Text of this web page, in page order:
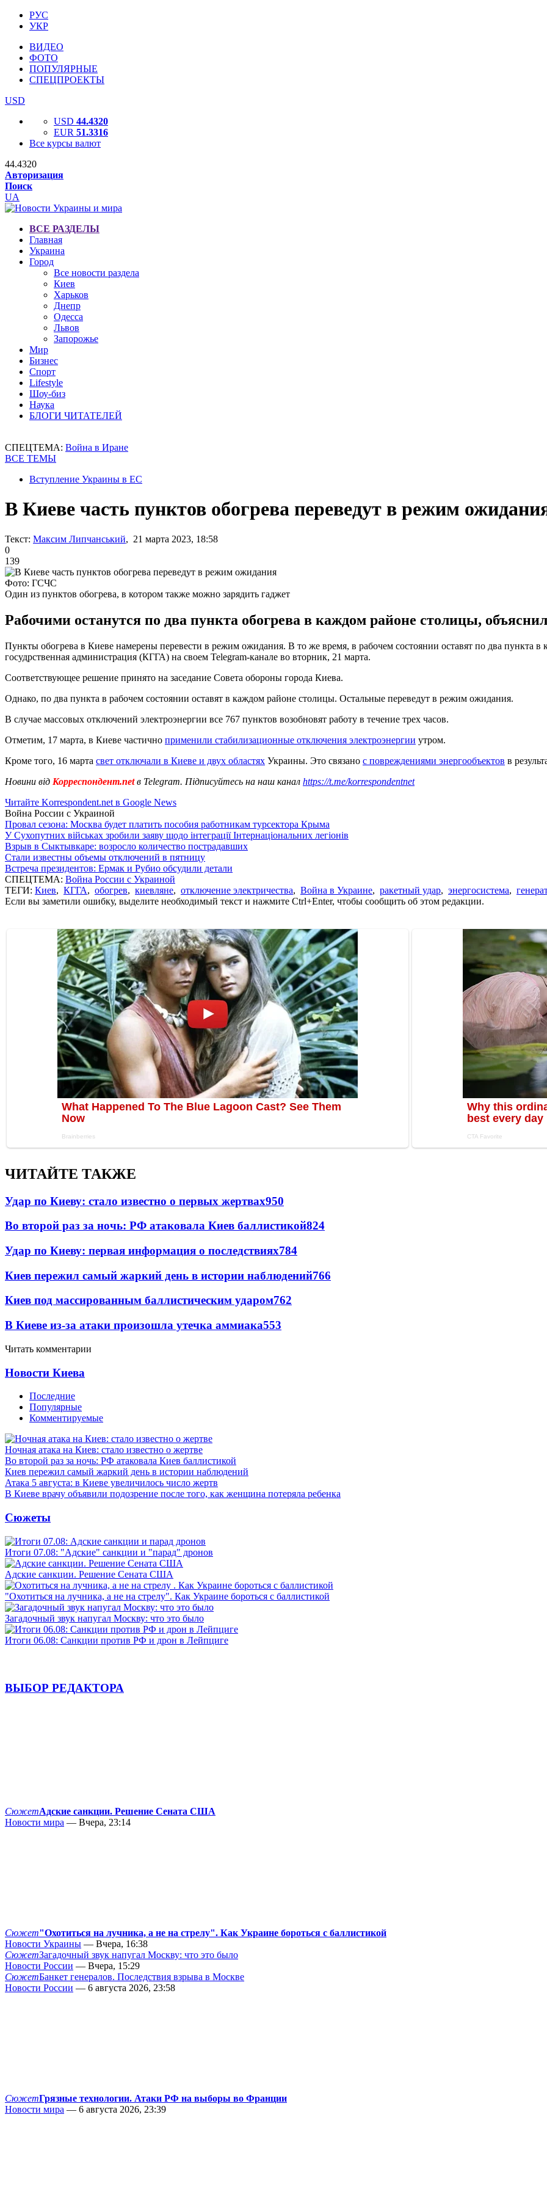
РУС
УКР
ВИДЕО
ФОТО
ПОПУЛЯРНЫЕ
СПЕЦПРОЕКТЫ
USD
USD 44.4320
EUR 51.3316
Все курсы валют
44.4320
Авторизация
Поиск
UA
ВСЕ РАЗДЕЛЫ
Главная
Украина
Город
Все новости раздела
Киев
Харьков
Днепр
Одесса
Львов
Запорожье
Мир
Бизнес
Спорт
Lifestyle
Шоу-биз
Наука
БЛОГИ ЧИТАТЕЛЕЙ
СПЕЦТЕМА: Война в Иране
ВСЕ ТЕМЫ
Вступление Украины в ЕС
В Киеве часть пунктов обогрева переведут в режим
Текст: Максим Липчанський, 21 марта 2023, 18:58
0
139
Фото: ГСЧС
Один из пунктов обогрева, в котором также можно зарядить гаджет
Рабочими останутся по два пункта обогрева в каждом районе столицы,
Пункты обогрева в Киеве намерены перевести в режим ожидания. В то же время, в рабочем состоянии оставят по два пункта
госудрственная администрация (КГГА) на своем Telegram-канале во вторник, 21 марта.
Соответствующее решение принято на заседание Совета обороны города Киева.
Однако, по два пункта в рабочем состоянии оставят в каждом районе столицы. Остальные переведут в режим ожидания.
В случае массовых отключений электроэнергии все 767 пунктов возобновят работу в течение трех часов.
Отметим, 17 марта, в Киеве частично применили стабилизационные отключения электроэнергии утром.
Кроме того, 16 марта свет отключали в Киеве и двух областях Украины. Это связано с повреждениями энергообъектов в
Новини від Корреспондент.netв Telegram. Підписуйтесь на наш канал https://t.me/korrespondentnet
Читайте Korrespondent.net в Google News
Война России с Украиной
Провал сезона: Москва будет платить пособия работникам турсектора Крыма
У Сухопутних військах зробили заяву щодо інтеграції Інтернаціональних легіонів
Взрыв в Сыктывкаре: возросло количество пострадавших
Стали известны объемы отключений в пятницу
Встреча президентов: Ермак и Рубио обсудили детали
СПЕЦТЕМА: Война России с Украиной
ТЕГИ: Киев, КГГА, обогрев, киевляне, отключение электричества, Война в Украине, ракетный удар, энергосистема,
Если вы заметили ошибку, выделите необходимый текст и нажмите Ctrl+Enter, чтобы сообщить об этом редакции.
ЧИТАЙТЕ ТАКЖЕ
Удар по Киеву: стало известно о первых жертвах950
Во второй раз за ночь: РФ атаковала Киев баллистикой824
Удар по Киеву: первая информация о последствиях784
Киев пережил самый жаркий день в истории наблюдений766
Киев под массированным баллистическим ударом762
В Киеве из-за атаки произошла утечка аммиака553
Читать комментарии
Новости Киева
Последние
Популярные
Комментируемые
Ночная атака на Киев: стало известно о жертве
Во второй раз за ночь: РФ атаковала Киев баллистикой
Киев пережил самый жаркий день в истории наблюдений
Атака 5 августа: в Киеве увеличилось число жертв
В Киеве врачу объявили подозрение после того, как женщина потеряла ребенка
Сюжеты
Итоги 07.08: "Адские" санкции и "парад" дронов
Адские санкции. Решение Сената США
"Охотиться на лучника, а не на стрелу". Как Украине бороться с баллистикой
Загадочный звук напугал Москву: что это было
Итоги 06.08: Санкции против РФ и дрон в Лейпциге
ВЫБОР РЕДАКТОРА
СюжетАдские санкции. Решение Сената США
Новости мира — Вчера, 23:14
Сюжет"Охотиться на лучника, а не на стрелу". Как Украине бороться с баллистикой
Новости Украины — Вчера, 16:38
СюжетЗагадочный звук напугал Москву: что это было
Новости России — Вчера, 15:29
СюжетБанкет генералов. Последствия взрыва в Москве
Новости России — 6 августа 2026, 23:58
СюжетГрязные технологии. Атаки РФ на выборы во Франции
Новости мира — 6 августа 2026, 23:39